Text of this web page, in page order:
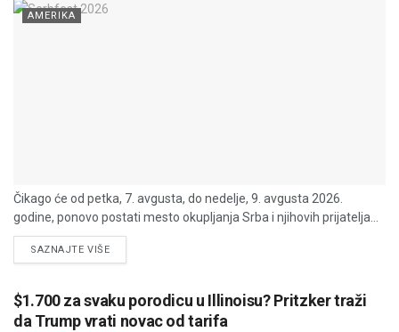
AMERIKA
Čikago će od petka, 7. avgusta, do nedelje, 9. avgusta 2026.
godine, ponovo postati mesto okupljanja Srba i njihovih prijatelja...
SAZNAJTE VIŠEDETAILS
$1.700 za svaku porodicu u Illinoisu? Pritzker traži
da Trump vrati novac od tarifa